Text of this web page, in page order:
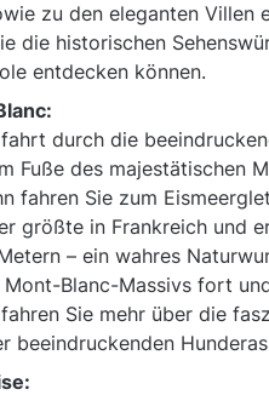
zu den eleganten Villen
die historischen
entdecken können.
durch die
Fuße des majestätischen
fahren Sie zum
größte in Frankreich und
– ein wahres
Blanc-Massivs fort
Sie mehr über die
beeindruckenden